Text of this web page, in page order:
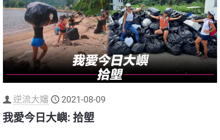
逆流大嬸 2021-08-09
我愛今日大嶼: 拾塱